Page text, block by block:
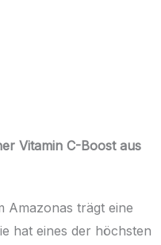
Vitamin C-Boost aus
Amazonas trägt eine
hat eines der höchsten